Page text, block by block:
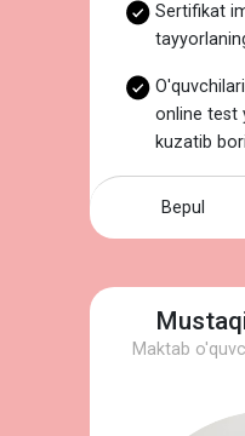
Sertifikat
online test
kuzatib
Bepul
Maktab